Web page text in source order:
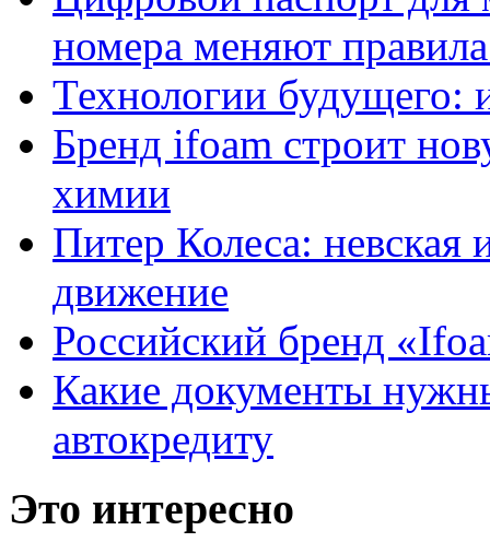
номера меняют
Технологии будущего:
Бренд ifoam строит
химии
Питер Колеса: невская
движение
Российский бренд
Какие документы
автокредиту
Это интересно